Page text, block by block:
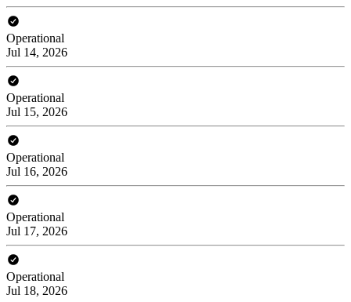
Operational
Jul 14, 2026
Operational
Jul 15, 2026
Operational
Jul 16, 2026
Operational
Jul 17, 2026
Operational
Jul 18, 2026